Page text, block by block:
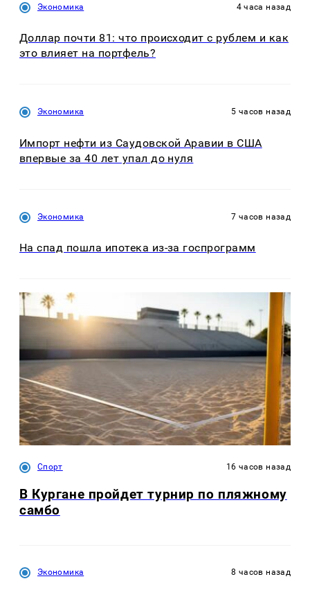
Экономика 4 часа назад
Доллар почти 81: что происходит с рублем и как
это влияет на портфель?
Экономика 5 часов назад
Импорт нефти из Саудовской Аравии в США
впервые за 40 лет упал до нуля
Экономика 7 часов назад
На спад пошла ипотека из-за госпрограмм
Спорт 16 часов назад
В Кургане пройдет турнир по пляжному
самбо
Экономика 8 часов назад